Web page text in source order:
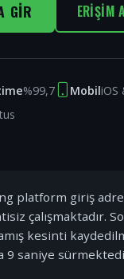
GIR ERIŞIM
%99,7 MobiliOS
platform giriş
çalışmaktadır.
kesinti
9 saniye